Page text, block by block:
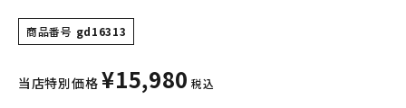
その他バッグ類
スニーカー・ブーツ
商品番号 gd16313
当店特別価格 ¥15,980 税込